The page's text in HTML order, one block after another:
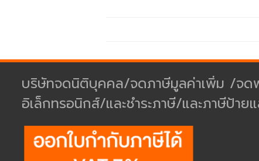
บริษัทจดนิติบุคคล/จดภาษีมูลค่าเพิ่ม /จ
อิเล็กทรอนิกส์/และชำระภาษี/และภาษีป้าย